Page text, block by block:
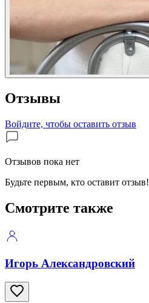
Отзывы
Войдите, чтобы оставить отзыв
Отзывов пока нет
Будьте первым, кто оставит отзыв!
Смотрите также
Игорь Александровский